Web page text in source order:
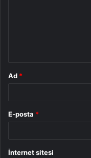
Ad *
E-posta *
İnternet sitesi